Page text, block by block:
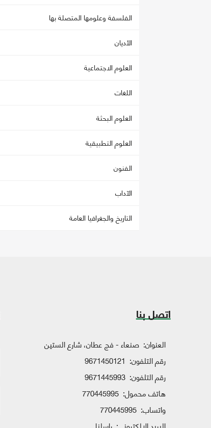
الفلسفة وعلومها المتصلة بها
الأديان
العلوم الاجتماعية
اللغات
العلوم البحثة
العلوم التطبيقية
الفنون
الآداب
التاريخ والجغرافيا العامة
اتصل بنا
العنوان: صنعاء - فج عطان، شارع الستين
رقم التلفون: 9671450121
رقم التلفون: 9671445993
هاتف محمول: 770445995
واتساب: 770445995